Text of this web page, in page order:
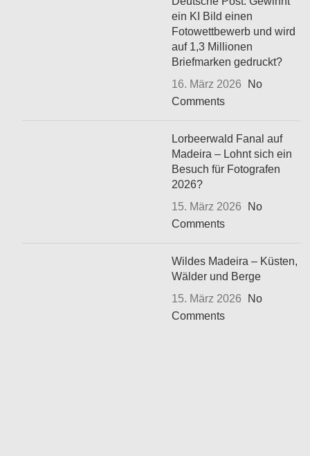
ein KI Bild einen
Fotowettbewerb und wird
auf 1,3 Millionen
Briefmarken gedruckt?
16. März 2026
No
Comments
Lorbeerwald Fanal auf
Madeira – Lohnt sich ein
Besuch für Fotografen
2026?
15. März 2026
No
Comments
Wildes Madeira – Küsten,
Wälder und Berge
15. März 2026
No
Comments